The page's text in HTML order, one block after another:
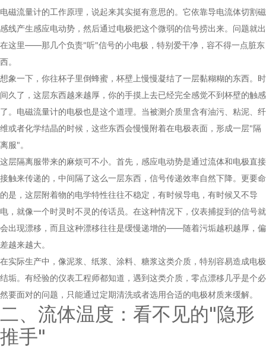
电磁流量计的工作原理，说起来其实挺有意思的。它依靠导电流体切割磁
感线产生感应电动势，然后通过电极把这个微弱的信号捞出来。问题就出
在这里——那几个负责"听"信号的小电极，特别爱干净，容不得一点脏东
西。
想象一下，你往杯子里倒蜂蜜，杯壁上慢慢凝结了一层黏糊糊的东西。时
间久了，这层东西越来越厚，你的手摸上去已经完全感觉不到杯壁的触感
了。电磁流量计的电极也是这个道理。当被测介质里含有油污、粘泥、纤
维或者化学结晶的时候，这些东西会慢慢附着在电极表面，形成一层"隔
离服"。
这层隔离服带来的麻烦可不小。首先，感应电动势是通过流体和电极直接
接触来传递的，中间隔了这么一层东西，信号传递效率自然下降。更要命
的是，这层附着物的电学特性往往不稳定，有时候导电，有时候又不导
电，就像一个时灵时不灵的传话员。在这种情况下，仪表捕捉到的信号就
会出现漂移，而且这种漂移往往是缓慢递增的——随着污垢越积越厚，偏
差越来越大。
在实际生产中，像泥浆、纸浆、涂料、糖浆这类介质，特别容易造成电极
结垢。有经验的仪表工程师都知道，遇到这类介质，零点漂移几乎是个必
然要面对的问题，只能通过定期清洗或者选用合适的电极材质来缓解。
二、流体温度：看不见的"隐形
推手"